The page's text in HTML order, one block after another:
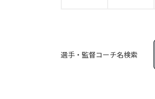
選手・監督コーチ名検索